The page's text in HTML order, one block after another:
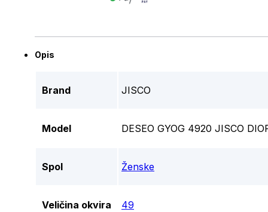
Opis
Brand JISCO
Model DESEO GYOG 4920 JISCO
Spol Ženske
Veličina okvira 49